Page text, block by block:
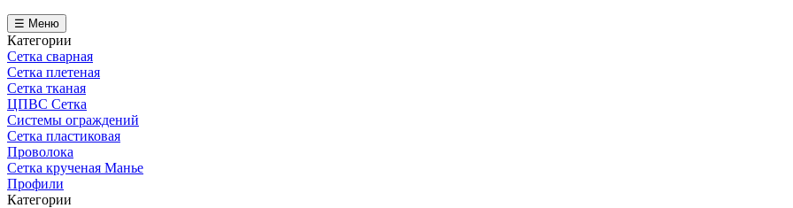
☰ Меню
Категории
Сетка сварная
Сетка плетеная
Сетка тканая
ЦПВС Сетка
Системы ограждений
Сетка пластиковая
Проволока
Сетка крученая Манье
Профили
Категории